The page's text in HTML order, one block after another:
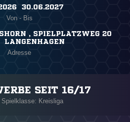
30.06.2027
Von - Bis
, SPIELPLATZWEG 20
Adresse
SEIT 16/17
Spielklasse: Kreisliga